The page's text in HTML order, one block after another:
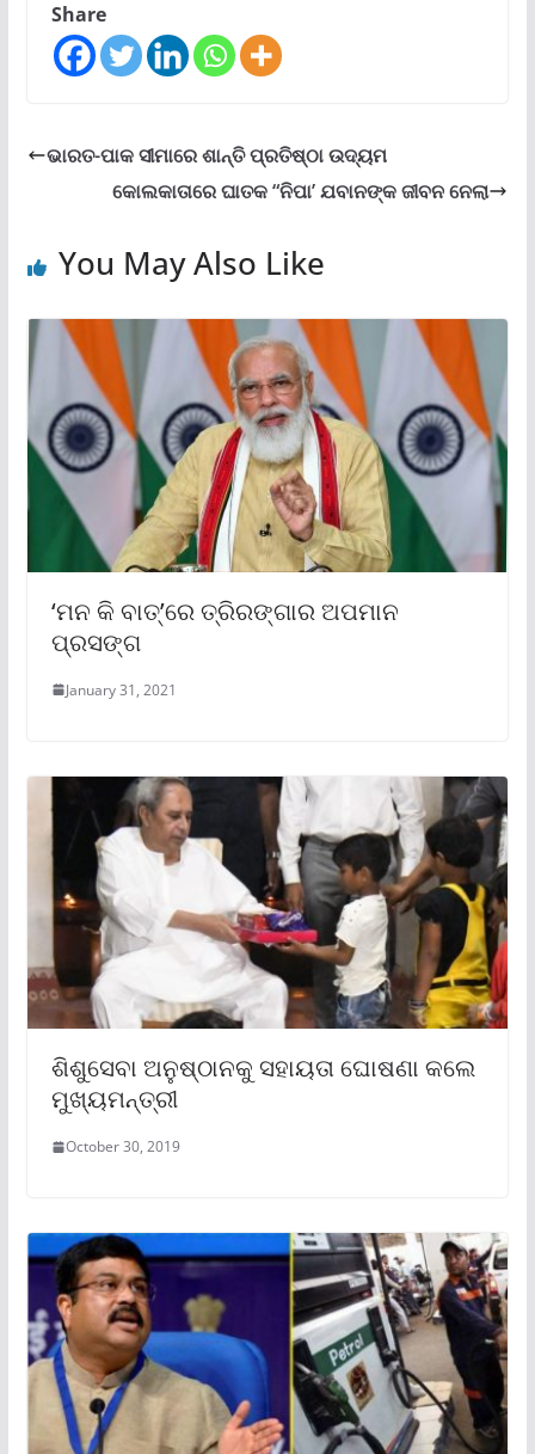
Share
ଭାରତ-ପାକ ସୀମାରେ ଶାନ୍ତି ପ୍ରତିଷ୍ଠା ଉଦ୍ୟମ
କୋଲକାତାରେ ଘାତକ “ନିପା’ ଯବାନଙ୍କ ଜୀବନ ନେଲା
You May Also Like
‘ମନ କି ବାତ୍’ରେ ତ୍ରିରଙ୍ଗାର ଅପମାନ
ପ୍ରସଙ୍ଗ
January 31, 2021
ଶିଶୁସେବା ଅନୁଷ୍ଠାନକୁ ସହାୟତା ଘୋଷଣା କଲେ
ମୁଖ୍ୟମନ୍ତ୍ରୀ
October 30, 2019